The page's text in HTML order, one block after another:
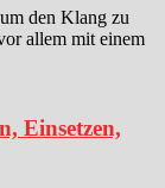
den Klang zu
allem mit einem
Einsetzen,